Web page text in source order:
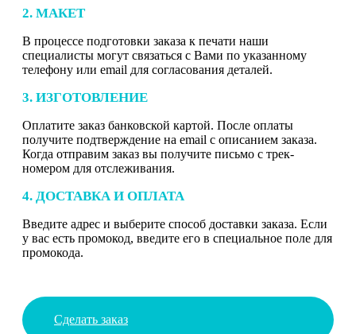
2. МАКЕТ
В процессе подготовки заказа к печати наши
специалисты могут связаться с Вами по указанному
телефону или email для согласования деталей.
3. ИЗГОТОВЛЕНИЕ
Оплатите заказ банковской картой. После оплаты
получите подтверждение на email с описанием заказа.
Когда отправим заказ вы получите письмо с трек-
номером для отслеживания.
4. ДОСТАВКА И ОПЛАТА
Введите адрес и выберите способ доставки заказа. Если
у вас есть промокод, введите его в специальное поле для
промокода.
Сделать заказ